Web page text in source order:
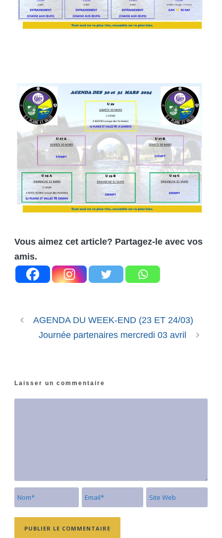
Vous aimez cet article? Partagez-le avec vos
amis.
AGENDA DU WEEK-END (23 ET 24/03)
Journée partenaires mercredi 03 avril
Laisser un commentaire